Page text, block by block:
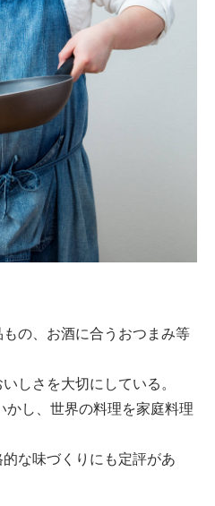
の、お酒に合うおつまみ等
しさを大切にしている。
し、世界の料理を家庭料理
な味づくりにも定評があ